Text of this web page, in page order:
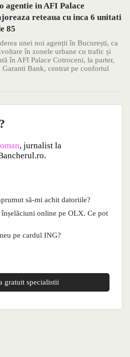
agentie in AFI Palace
reteaua cu inca 6 unitati
85
unei noi agenții în București, ca
în zonele urbane cu trafic și
în AFI Palace Cotroceni, la parter,
Garanti Bank, centrat pe confortul
, jurnalist la
să-mi achit datoriile?
online pe OLX. Ce pot
pe cardul ING?
gratuit specialistii